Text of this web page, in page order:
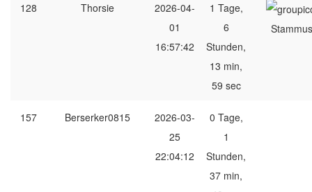
128 Thorsie
2026-04-
01
16:57:42
1 Tage,
6
Stunden,
13 min,
59 sec
157 Berserker0815
2026-03-
25
22:04:12
0 Tage,
1
Stunden,
37 min,